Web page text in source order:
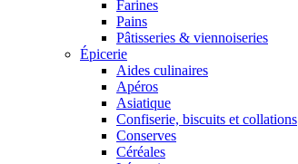
Farines
Pains
Pâtisseries & viennoiseries
Épicerie
Aides culinaires
Apéros
Asiatique
Confiserie, biscuits et collations
Conserves
Céréales